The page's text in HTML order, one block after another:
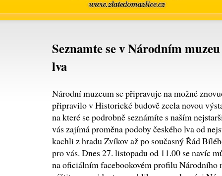
Seznamte se v Národním
lva
Národní muzeum se připravuje na možné
připravilo v Historické budově zcela novou
na které se podrobně seznámíte s naším
vás zajímá proměna podoby českého lva od
kachli z hradu Zvíkov až po současný Řád
pro vás. Dnes 27. listopadu od 11.00 se navíc
na oficiálním facebookovém profilu Národního